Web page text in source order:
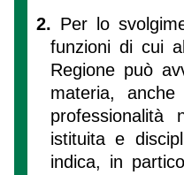
2. Per lo
funzioni di cui
Regione può
materia,
professionalità
istituita e
indica, in